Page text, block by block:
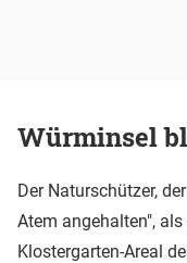
Würminsel
Der Naturschützer,
Atem angehalten",
Klostergarten-Areal